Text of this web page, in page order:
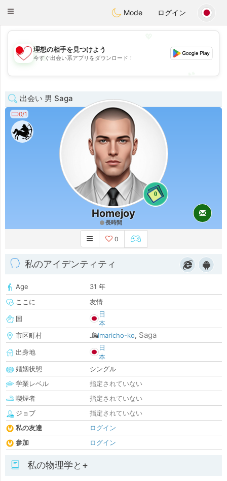
日本Chat
Toggle
Mode ログイン
💖
💕
理想の相手を見つけよう
今すぐ出会い系アプリをダウンロード！
出会い 男 Saga
0/1
0
Homejoy
長時間
0
私のアイデンティティ
Age
31 年
ここに
友情
国
日
本
市区町村
Imaricho-ko, Saga
出身地
日
本
婚姻状態
シングル
学業レベル
指定されていない
喫煙者
指定されていない
ジョブ
指定されていない
私の友達
ログイン
参加
ログイン
私の物理学と+